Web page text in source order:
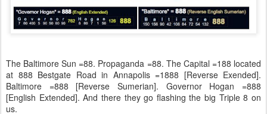
The Baltimore Sun =88. Propaganda =88. The Capital =188 located
at 888 Bestgate Road in Annapolis =1888 [Reverse Exended].
Baltimore =888 [Reverse Sumerian]. Governor Hogan =888
[English Extended]. And there they go flashing the big Triple 8 on
us.